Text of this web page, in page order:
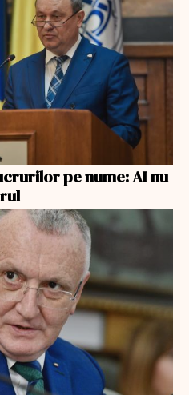
pe nume: AI nu